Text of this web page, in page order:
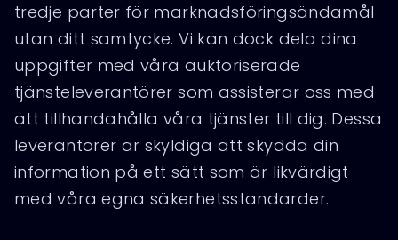
tredje parter för marknadsföringsändamål
utan ditt samtycke. Vi kan dock dela dina
uppgifter med våra auktoriserade
tjänsteleverantörer som assisterar oss med
att tillhandahålla våra tjänster till dig. Dessa
leverantörer är skyldiga att skydda din
information på ett sätt som är likvärdigt
med våra egna säkerhetsstandarder.